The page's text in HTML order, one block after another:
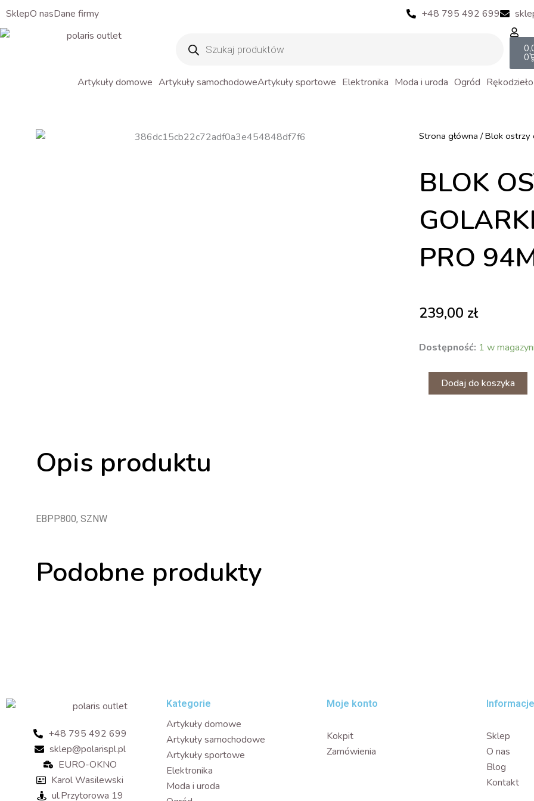
SklepO nasDane firmy +48 795 492 699
produktów
0
Artykuły domowe Artykuły samochodoweArtykuły sportowe Elektronika Moda i uroda Ogród Rękodzieło
Strona główna / Blok ostrzy
BLOK
PRO
239,00 zł
Dostępność: 1 w
ilość
golarki
Dodaj do koszyka
Opis produktu
EBPP800, SZNW
Podobne produkty
+48 795 492 699
sklep@polarispl.pl
EURO-OKNO
Karol Wasilewski
ul.Przytorowa 19
Kategorie
Artykuły domowe
Artykuły samochodowe
Artykuły sportowe
Elektronika
Moda i uroda
Moje konto
Kokpit
Zamówienia
Sklep
O nas
Blog
Kontakt